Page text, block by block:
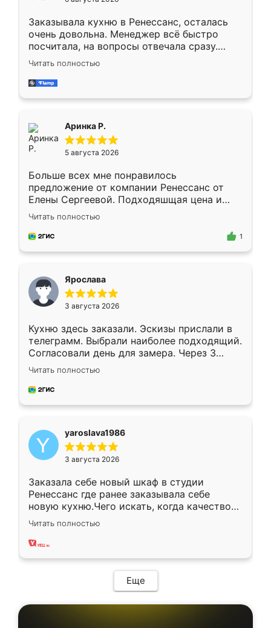
Заказывала кухню в Ренессанс, осталась
очень довольна. Менеджер всё быстро
посчитала, на вопросы отвечала сразу.
Замерщик приехал в субботу, подошёл к
делу со всей ответственностью. Собрали
за день, ребята работали аккуратно, даже
Читать полностью
Аринка Р.
5 августа 2026
Больше всех мне понравилось
предложение от компании Ренессанс от
Елены Сергеевой. Подходяшщая цена и
короткие сроки изготовления. Приехавший
для замера сотрудник Владислав
предложил по моему эскизу самый
Читать полностью
1
Ярослава
3 августа 2026
Кухню здесь заказали. Эскизы прислали в
телеграмм. Выбрали наиболее подходящий.
Согласовали день для замера. Через 3
недели кухня была уже готова. Остались
довольны работой. Спасибо Ренессанс
мебель за качественную работу!
Читать полностью
yaroslava1986
3 августа 2026
Заказала себе новый шкаф в студии
Ренессанс где ранее заказывала себе
новую кухню.Чего искать, когда качеством
вполне довольна. Служит кухня уже почти
два года, нареканий нет.
Читать полностью
Еще